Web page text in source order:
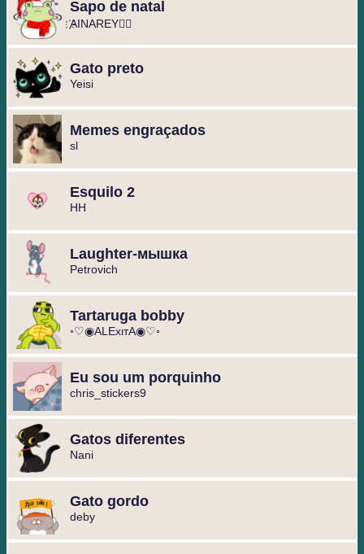
Sapo de natal
️҉AINAREY♛⃞
Gato preto
Yeisi
Memes engraçados
sl
Esquilo 2
HH
Laughter-мышка
Petrovich
Tartaruga bobby
◦♡◉ALExιтA◉♡◦
Eu sou um porquinho
chris_stickers9
Gatos diferentes
Nani
Gato gordo
deby